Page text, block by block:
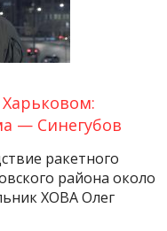
— Синегубов
ракетного
района около
ХОВА Олег